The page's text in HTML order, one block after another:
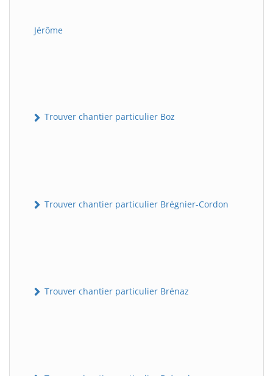
Jérôme
Trouver chantier particulier Boz
Trouver chantier particulier Brégnier-Cordon
Trouver chantier particulier Brénaz